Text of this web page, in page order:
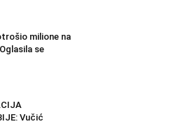
milione na
se
Vučić